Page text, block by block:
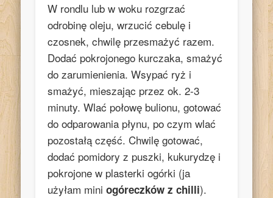
W rondlu lub w woku rozgrzać
odrobinę oleju, wrzucić cebulę i
czosnek, chwilę przesmażyć razem.
Dodać pokrojonego kurczaka, smażyć
do zarumienienia. Wsypać ryż i
smażyć, mieszając przez ok. 2-3
minuty. Wlać połowę bulionu, gotować
do odparowania płynu, po czym wlać
pozostałą część. Chwilę gotować,
dodać pomidory z puszki, kukurydzę i
pokrojone w plasterki ogórki (ja
użyłam miniogóreczków z chilli).